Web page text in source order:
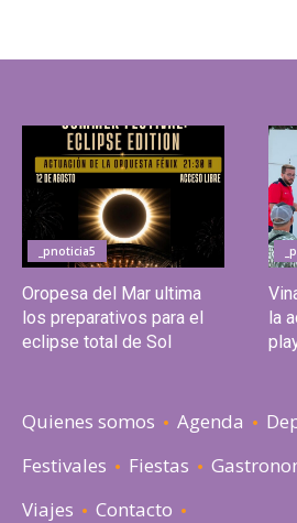
_pnoticia5
Oropesa del Mar ultima
los preparativos para el
eclipse total de Sol
la
Quienes somos Agenda
Festivales
Fiestas
Viajes
Contacto